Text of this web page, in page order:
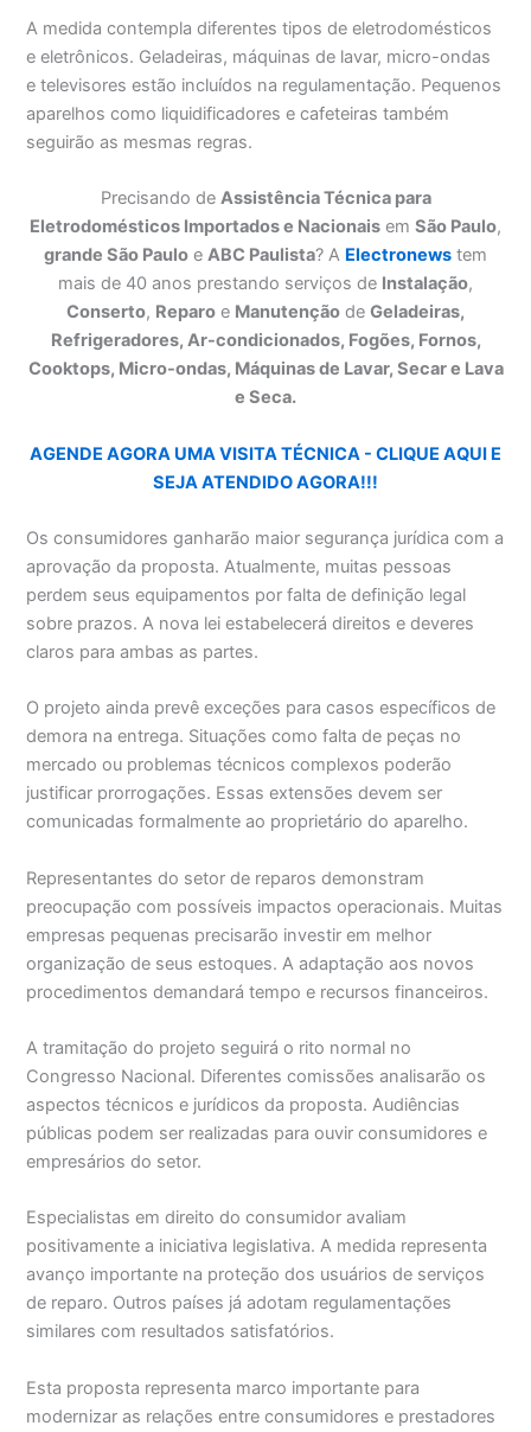
A medida contempla diferentes tipos de eletrodomésticos
e eletrônicos. Geladeiras, máquinas de lavar, micro-ondas
e televisores estão incluídos na regulamentação. Pequenos
aparelhos como liquidificadores e cafeteiras também
seguirão as mesmas regras.
Precisando de Assistência Técnica para
Eletrodomésticos Importados e Nacionais em São Paulo,
grande São Paulo e ABC Paulista? A Electronews tem
mais de 40 anos prestando serviços de Instalação,
Conserto, Reparo e Manutenção de Geladeiras,
Refrigeradores, Ar-condicionados, Fogões, Fornos,
Cooktops, Micro-ondas, Máquinas de Lavar, Secar e Lava
e Seca.
AGENDE AGORA UMA VISITA TÉCNICA - CLIQUE AQUI E
SEJA ATENDIDO AGORA!!!
Os consumidores ganharão maior segurança jurídica com a
aprovação da proposta. Atualmente, muitas pessoas
perdem seus equipamentos por falta de definição legal
sobre prazos. A nova lei estabelecerá direitos e deveres
claros para ambas as partes.
O projeto ainda prevê exceções para casos específicos de
demora na entrega. Situações como falta de peças no
mercado ou problemas técnicos complexos poderão
justificar prorrogações. Essas extensões devem ser
comunicadas formalmente ao proprietário do aparelho.
Representantes do setor de reparos demonstram
preocupação com possíveis impactos operacionais. Muitas
empresas pequenas precisarão investir em melhor
organização de seus estoques. A adaptação aos novos
procedimentos demandará tempo e recursos financeiros.
A tramitação do projeto seguirá o rito normal no
Congresso Nacional. Diferentes comissões analisarão os
aspectos técnicos e jurídicos da proposta. Audiências
públicas podem ser realizadas para ouvir consumidores e
empresários do setor.
Especialistas em direito do consumidor avaliam
positivamente a iniciativa legislativa. A medida representa
avanço importante na proteção dos usuários de serviços
de reparo. Outros países já adotam regulamentações
similares com resultados satisfatórios.
Esta proposta representa marco importante para
modernizar as relações entre consumidores e prestadores